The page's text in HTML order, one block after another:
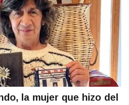
la mujer que hizo del